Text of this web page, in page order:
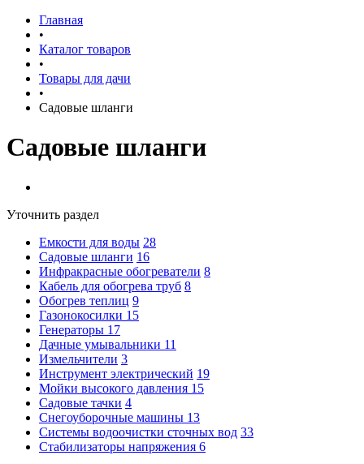
Главная
•
Каталог товаров
•
Товары для дачи
•
Садовые шланги
Садовые шланги
Уточнить раздел
Емкости для воды 28
Садовые шланги 16
Инфракрасные обогреватели 8
Кабель для обогрева труб 8
Обогрев теплиц 9
Газонокосилки 15
Генераторы 17
Дачные умывальники 11
Измельчители 3
Инструмент электрический 19
Мойки высокого давления 15
Садовые тачки 4
Снегоуборочные машины 13
Системы водоочистки сточных вод 33
Стабилизаторы напряжения 6